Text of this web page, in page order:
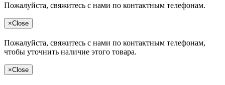
Пожалуйста, свяжитесь с нами по контактным телефонам.
×Close
Пожалуйста, свяжитесь с нами по контактным телефонам,
чтобы уточнить наличие этого товара.
×Close